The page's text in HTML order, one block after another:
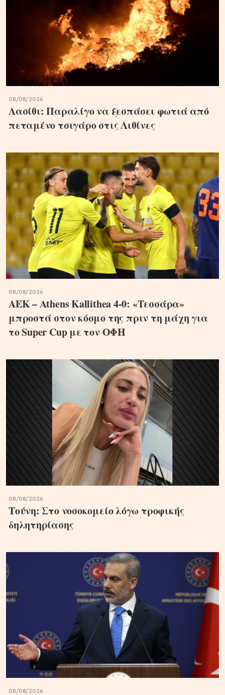
08/08/2026
Λασίθι: Παραλίγο να ξεσπάσει φωτιά από
πεταμένο τσιγάρο στις Λιθίνες
08/08/2026
ΑΕΚ – Athens Kallithea 4-0: «Τεσσάρα»
μπροστά στον κόσμο της πριν τη μάχη για
το Super Cup με τον ΟΦΗ
08/08/2026
Τούνη: Στο νοσοκομείο λόγω τροφικής
δηλητηρίασης
08/08/2026